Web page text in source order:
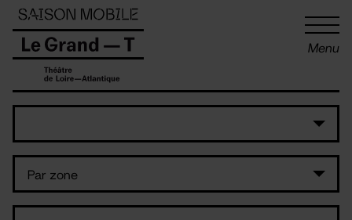
Menu
Panneau de gestion des cookies